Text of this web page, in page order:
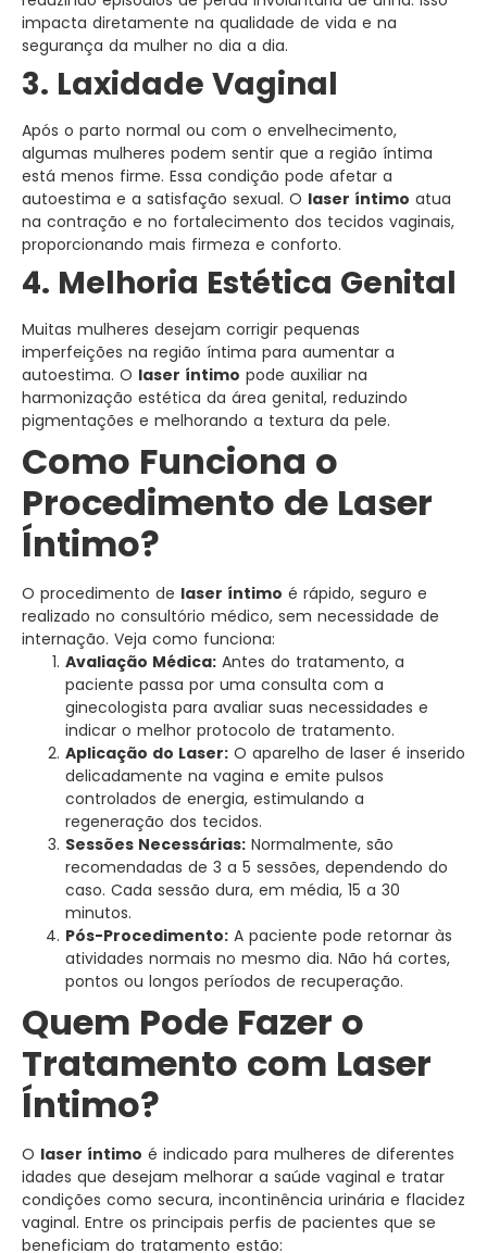
impacta diretamente na qualidade de vida e na
segurança da mulher no dia a dia.
3. Laxidade Vaginal
Após o parto normal ou com o envelhecimento,
algumas mulheres podem sentir que a região íntima
está menos firme. Essa condição pode afetar a
autoestima e a satisfação sexual. O laser íntimo atua
na contração e no fortalecimento dos tecidos vaginais,
proporcionando mais firmeza e conforto.
4. Melhoria Estética Genital
Muitas mulheres desejam corrigir pequenas
imperfeições na região íntima para aumentar a
autoestima. O laser íntimo pode auxiliar na
harmonização estética da área genital, reduzindo
pigmentações e melhorando a textura da pele.
Como Funciona o
Procedimento de Laser
Íntimo?
O procedimento de laser íntimo é rápido, seguro e
realizado no consultório médico, sem necessidade de
internação. Veja como funciona:
Avaliação Médica: Antes do tratamento, a
paciente passa por uma consulta com a
ginecologista para avaliar suas necessidades e
indicar o melhor protocolo de tratamento.
Aplicação do Laser: O aparelho de laser é inserido
delicadamente na vagina e emite pulsos
controlados de energia, estimulando a
regeneração dos tecidos.
Sessões Necessárias: Normalmente, são
recomendadas de 3 a 5 sessões, dependendo do
caso. Cada sessão dura, em média, 15 a 30
minutos.
Pós-Procedimento: A paciente pode retornar às
atividades normais no mesmo dia. Não há cortes,
pontos ou longos períodos de recuperação.
Quem Pode Fazer o
Tratamento com Laser
Íntimo?
O laser íntimo é indicado para mulheres de diferentes
idades que desejam melhorar a saúde vaginal e tratar
condições como secura, incontinência urinária e flacidez
vaginal. Entre os principais perfis de pacientes que se
beneficiam do tratamento estão: